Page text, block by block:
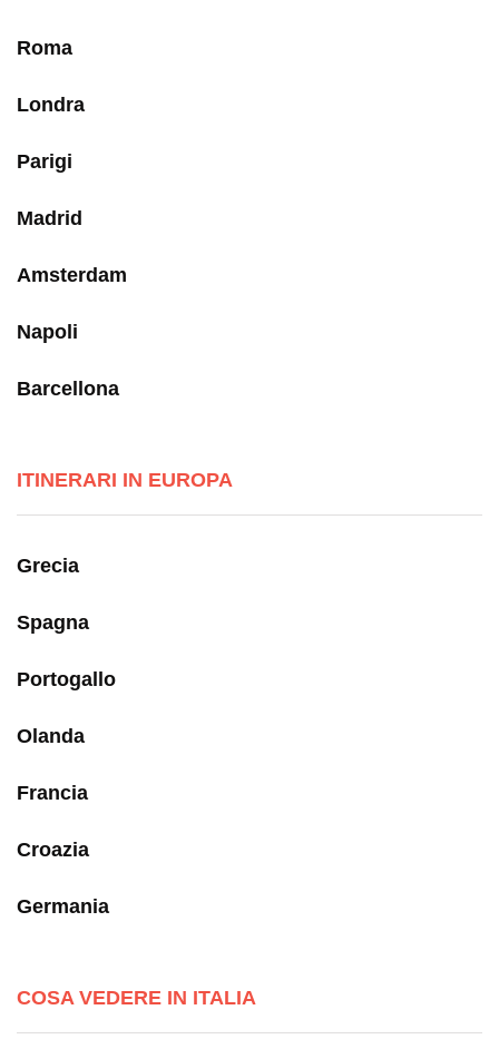
Roma
Londra
Parigi
Madrid
Amsterdam
Napoli
Barcellona
ITINERARI IN EUROPA
Grecia
Spagna
Portogallo
Olanda
Francia
Croazia
Germania
COSA VEDERE IN ITALIA